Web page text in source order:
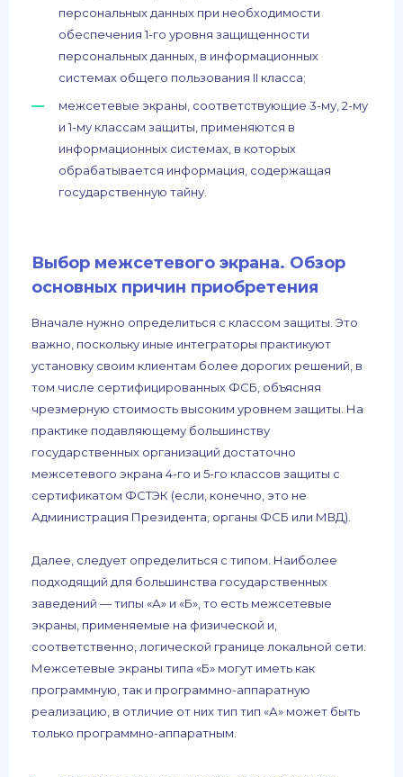
персональных данных при необходимости
обеспечения 1-го уровня защищенности
персональных данных, в информационных
системах общего пользования II класса;
межсетевые экраны, соответствующие 3-му, 2-му
и 1-му классам защиты, применяются в
информационных системах, в которых
обрабатывается информация, содержащая
государственную тайну.
Выбор межсетевого экрана. Обзор
основных причин приобретения
Вначале нужно определиться с классом защиты. Это
важно, поскольку иные интеграторы практикуют
установку своим клиентам более дорогих решений, в
том числе сертифицированных ФСБ, объясняя
чрезмерную стоимость высоким уровнем защиты. На
практике подавляющему большинству
государственных организаций достаточно
межсетевого экрана 4-го и 5-го классов защиты с
сертификатом ФСТЭК (если, конечно, это не
Администрация Президента, органы ФСБ или МВД).
Далее, следует определиться с типом. Наиболее
подходящий для большинства государственных
заведений — типы «А» и «Б», то есть межсетевые
экраны, применяемые на физической и,
соответственно, логической границе локальной сети.
Межсетевые экраны типа «Б» могут иметь как
программную, так и программно-аппаратную
реализацию, в отличие от них тип тип «А» может быть
только программно-аппаратным.